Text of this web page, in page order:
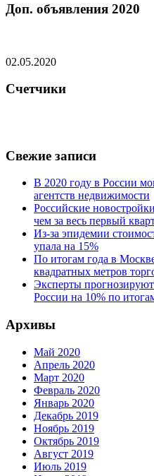
Доп. объявления 2020
02.05.2020
Счетчики
Свежие записи
В 2020 году в России
агентств недвижимости
Российские
чем за весь первый
Из-за эпидемии
упала на 15%
По итогам года в
квадратных метров
Эксперты
России на 10% по
Архивы
Май 2020
Апрель 2020
Март 2020
Февраль 2020
Январь 2020
Декабрь 2019
Ноябрь 2019
Октябрь 2019
Август 2019
Июль 2019